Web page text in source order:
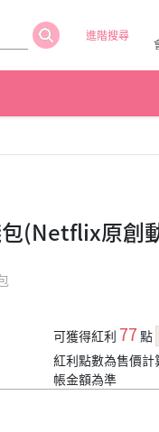
進階搜尋
(Netflix原創
可獲得紅利 77點
紅利點數為售價
帳金額為準